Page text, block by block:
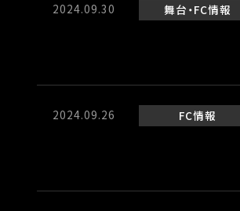
2024.09.30 舞台 FC情報
2024.09.26 FC情報